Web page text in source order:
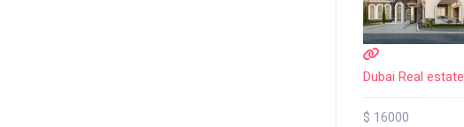
Dubai Real estate
$ 16000